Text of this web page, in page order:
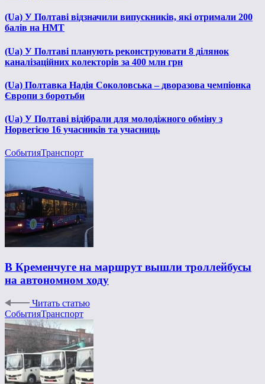
(Ua) У Полтаві відзначили випускників, які отримали 200
балів на НМТ
(Ua) У Полтаві планують реконструювати 8 ділянок
каналізаційних колекторів за 400 млн грн
(Ua) Полтавка Надія Соколовська – дворазова чемпіонка
Європи з боротьби
(Ua) У Полтаві відібрали для молодіжного обміну з
Норвегією 16 учасників та учасниць
СобытияТранспорт
В Кременчуге на маршрут вышли троллейбусы
на автономном ходу
Читать статью
СобытияТранспорт